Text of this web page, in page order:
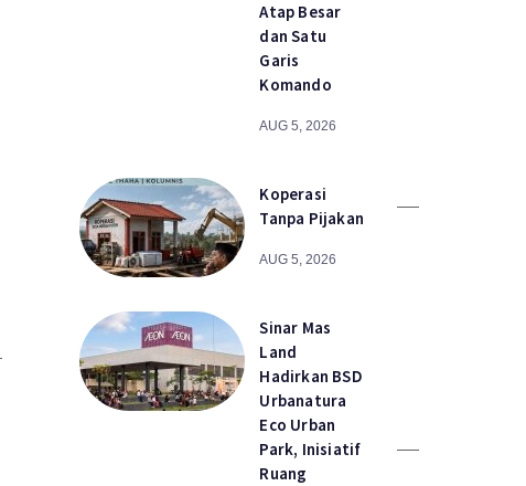
Atap Besar
dan Satu
Garis
Komando
AUG 5, 2026
Koperasi
Tanpa Pijakan
AUG 5, 2026
Sinar Mas
Land
Hadirkan BSD
Urbanatura
Eco Urban
Park, Inisiatif
Ruang